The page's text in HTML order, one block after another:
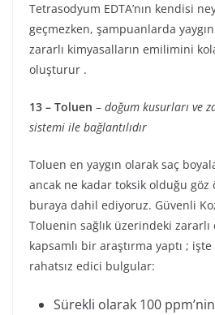
Tetrasodyum EDTA’nın kendisi
geçmezken, şampuanlarda
zararlı kimyasalların emilimini
oluşturur .
13 – Toluen – doğum kusurları ve
sistemi ile bağlantılıdır
Toluen en yaygın olarak saç
ancak ne kadar toksik olduğu göz
buraya dahil ediyoruz. Güvenli
Toluenin sağlık üzerindeki
kapsamlı bir araştırma yaptı ;
rahatsız edici bulgular:
Sürekli olarak 100